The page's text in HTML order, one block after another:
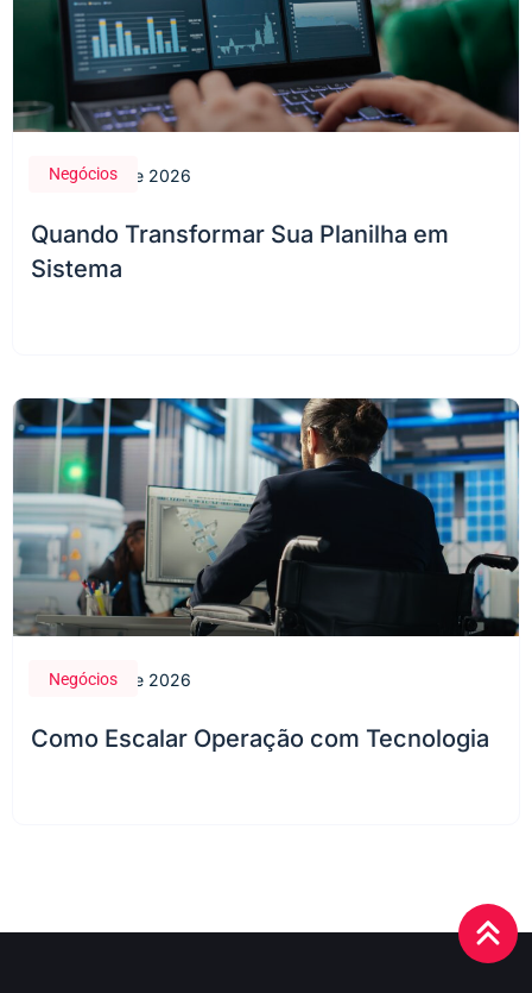
Negócios
Quando Transformar Sua Planilha em
Sistema
28 de maio de 2026
Negócios
Como Escalar Operação com Tecnologia
28 de maio de 2026